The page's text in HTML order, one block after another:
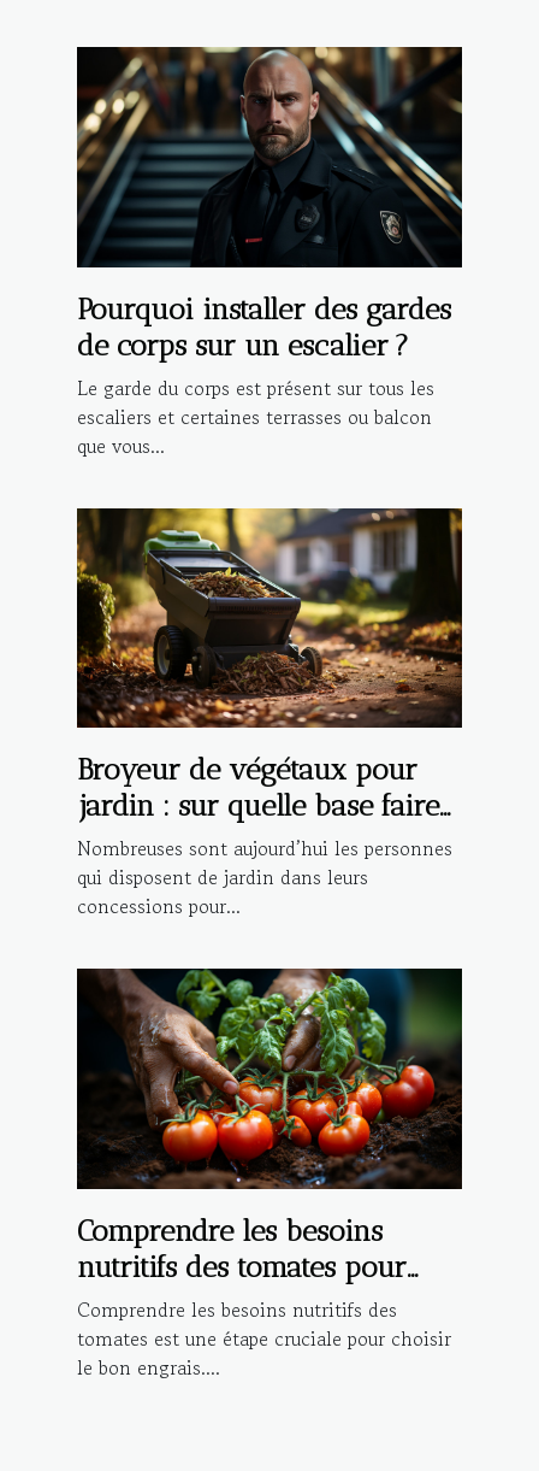
Pourquoi installer des gardes
de corps sur un escalier ?
Le garde du corps est présent sur tous les
escaliers et certaines terrasses ou balcon
que vous...
Broyeur de végétaux pour
jardin : sur quelle base faire
son choix ?
Nombreuses sont aujourd’hui les personnes
qui disposent de jardin dans leurs
concessions pour...
Comprendre les besoins
nutritifs des tomates pour
choisir le bon engrais
Comprendre les besoins nutritifs des
tomates est une étape cruciale pour choisir
le bon engrais....